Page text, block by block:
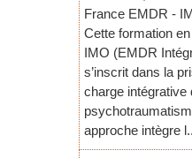
France EMDR -
Cette formation
IMO (EMDR
s’inscrit dans la
charge intégrative
approche intègre